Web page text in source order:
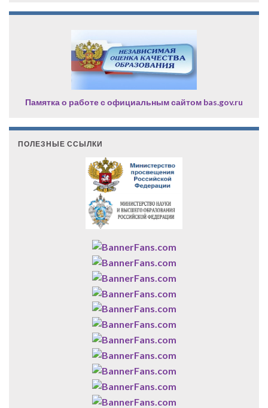
Памятка о работе с официальным сайтом bas.gov.ru
ПОЛЕЗНЫЕ ССЫЛКИ